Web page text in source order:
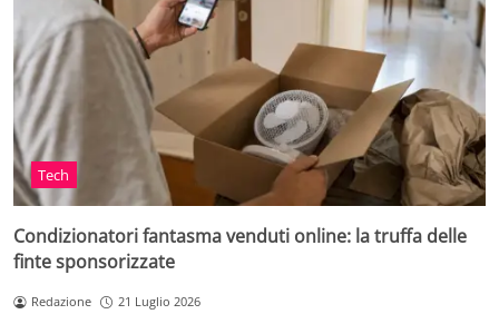
Tech
Condizionatori fantasma venduti online: la truffa delle
finte sponsorizzate
Redazione 21 Luglio 2026